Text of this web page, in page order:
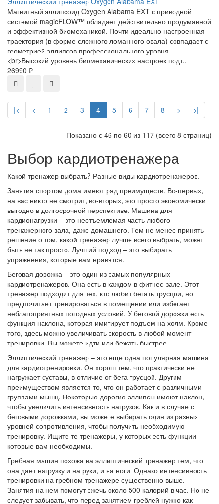
Магнитный эллипсоид Oxygen Alabama EXT с приводной
системой magicFLOW™ обладает действительно продуманной
и эффективной биомеханикой. Почти идеально настроенная
траектория (в форме сложного ломанного овала) совпадает с
геометрией эллипсов профессионального уровня.
<br>Высокий уровень биомеханических настроек подт..
26990 ₽
|< < 1 2 3 4 5 6 7 8 > >|
Показано с 46 по 60 из 117 (всего 8 страниц)
Выбор кардиотренажера
Какой тренажер выбрать? Разные виды кардиотренажеров.
Занятия спортом дома имеют ряд преимуществ. Во-первых,
на вас никто не смотрит, во-вторых, это просто экономически
выгодно в долгосрочной перспективе. Машина для
кардионагрузки – это неотъемлемая часть любого
тренажерного зала, даже домашнего. Тем не менее принять
решение о том, какой тренажер лучше всего выбрать, может
быть не так просто. Лучший подход – это выбирать
упражнения, которые вам нравятся.
Беговая дорожка – это один из самых популярных
кардиотренажеров. Она есть в каждом в фитнес-зале. Этот
тренажер подходит для тех, кто любит бегать трусцой, но
предпочитает тренироваться в помещении или избегает
неблагоприятных погодных условий. У беговой дорожки есть
функция наклона, которая имитирует подъем на холм. Кроме
того, здесь можно увеличивать скорость в любой момент
тренировки. Вы можете идти или бежать быстрее.
Эллиптический тренажер – это еще одна популярная машина
для кардиотренировки. Он хорош тем, что практически не
нагружает суставы, в отличие от бега трусцой. Другим
преимуществом является то, что он работает с различными
группами мышц. Некоторые дорогие эллипсы имеют наклон,
чтобы увеличить интенсивность нагрузок. Как и в случае с
беговыми дорожками, вы можете выбирать один из разных
уровней сопротивления, чтобы получить необходимую
тренировку. Ищите те тренажеры, у которых есть функции,
которые вам необходимы.
Гребная машин похожа на эллиптический тренажер тем, что
она дает нагрузку и на руки, и на ноги. Однако интенсивность
тренировки на гребном тренажере существенно выше.
Занятия на нем помогут сжечь около 500 калорий в час. Но не
следует забывать, что перед занятием греблей нужно как